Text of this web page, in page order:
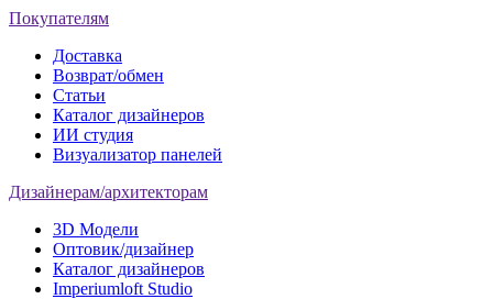
Покупателям
Доставка
Возврат/обмен
Статьи
Каталог дизайнеров
ИИ студия
Визуализатор панелей
Дизайнерам/архитекторам
3D Модели
Оптовик/дизайнер
Каталог дизайнеров
Imperiumloft Studio